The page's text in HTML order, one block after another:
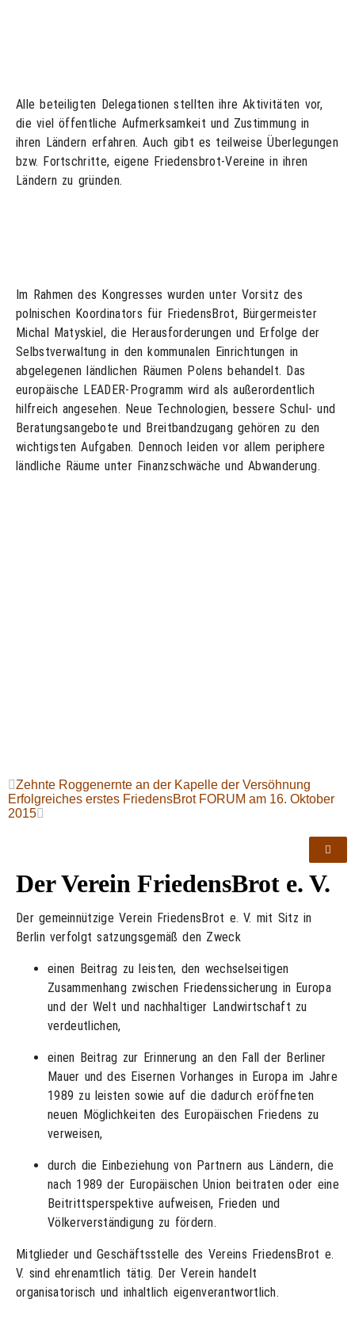
Alle beteiligten Delegationen stellten ihre Aktivitäten vor,
die viel öffentliche Aufmerksamkeit und Zustimmung in
ihren Ländern erfahren. Auch gibt es teilweise Überlegungen
bzw. Fortschritte, eigene Friedensbrot-Vereine in ihren
Ländern zu gründen.
Im Rahmen des Kongresses wurden unter Vorsitz des
polnischen Koordinators für FriedensBrot, Bürgermeister
Michal Matyskiel, die Herausforderungen und Erfolge der
Selbstverwaltung in den kommunalen Einrichtungen in
abgelegenen ländlichen Räumen Polens behandelt. Das
europäische LEADER-Programm wird als außerordentlich
hilfreich angesehen. Neue Technologien, bessere Schul- und
Beratungsangebote und Breitbandzugang gehören zu den
wichtigsten Aufgaben. Dennoch leiden vor allem periphere
ländliche Räume unter Finanzschwäche und Abwanderung.
Zehnte Roggenernte an der Kapelle der Versöhnung
Erfolgreiches erstes FriedensBrot FORUM am 16. Oktober
2015
Der Verein FriedensBrot e. V.
Der gemeinnützige Verein FriedensBrot e. V. mit Sitz in
Berlin verfolgt satzungsgemäß den Zweck
einen Beitrag zu leisten, den wechselseitigen
Zusammenhang zwischen Friedenssicherung in Europa
und der Welt und nachhaltiger Landwirtschaft zu
verdeutlichen,
einen Beitrag zur Erinnerung an den Fall der Berliner
Mauer und des Eisernen Vorhanges in Europa im Jahre
1989 zu leisten sowie auf die dadurch eröffneten
neuen Möglichkeiten des Europäischen Friedens zu
verweisen,
durch die Einbeziehung von Partnern aus Ländern, die
nach 1989 der Europäischen Union beitraten oder eine
Beitrittsperspektive aufweisen, Frieden und
Völkerverständigung zu fördern.
Mitglieder und Geschäftsstelle des Vereins FriedensBrot e.
V. sind ehrenamtlich tätig. Der Verein handelt
organisatorisch und inhaltlich eigenverantwortlich.